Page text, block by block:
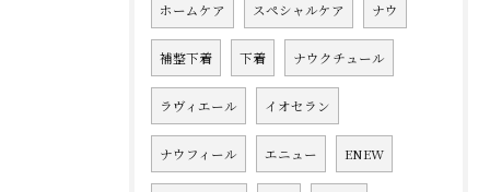
ホームケア スペシャルケア ナウ
補整下着 下着 ナウクチュール
ラヴィエール イオセラン
ナウフィール エニュー ENEW